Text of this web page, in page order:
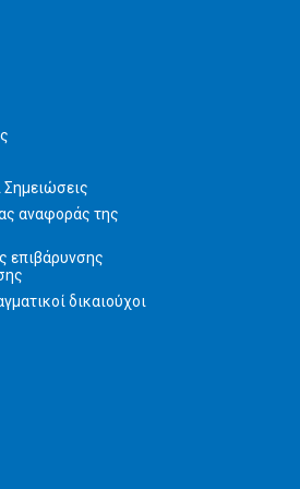
Σημειώσεις
αναφοράς της
επιβάρυνσης
δικαιούχοι